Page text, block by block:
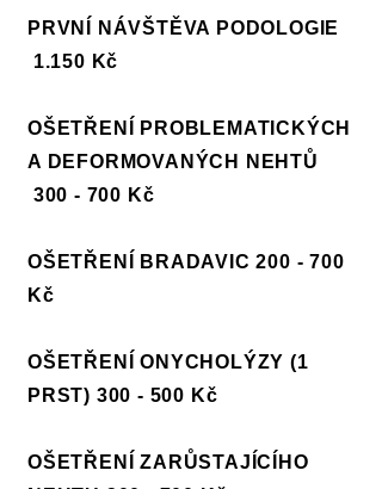
PRVNÍ NÁVŠTĚVA PODOLOGIE
1.150 Kč
OŠETŘENÍ PROBLEMATICKÝCH
A DEFORMOVANÝCH NEHTŮ
300 - 700 Kč
OŠETŘENÍ BRADAVIC 200 - 700
Kč
OŠETŘENÍ ONYCHOLÝZY (1
PRST) 300 - 500 Kč
OŠETŘENÍ ZARŮSTAJÍCÍHO